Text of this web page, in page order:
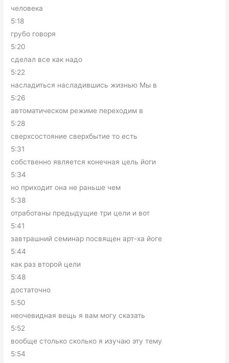
человека
5:18
грубо говоря
5:20
сделал все как надо
5:22
насладиться насладившись жизнью Мы в
5:26
автоматическом режиме переходим в
5:28
сверхсостояние сверхбытие то есть
5:31
собственно является конечная цель йоги
5:34
но приходит она не раньше чем
5:38
отработаны предыдущие три цели и вот
5:41
завтрашний семинар посвящен арт-ха йоге
5:44
как раз второй цели
5:48
достаточно
5:50
неочевидная вещь я вам могу сказать
5:52
вообще столько сколько я изучаю эту тему
5:54